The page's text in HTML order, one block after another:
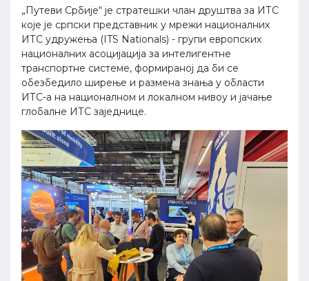
„Путеви Србије“ је стратешки члан друштва за ИТС
које је српски представник у мрежи националних
ИТС удружења (ITS Nationals) - групи европских
националних асоцијација за интелигентне
транспортне системе, формираној да би се
обезбедило ширење и размена знања у области
ИТС-а на националном и локалном нивоу и јачање
глобалне ИТС заједнице.